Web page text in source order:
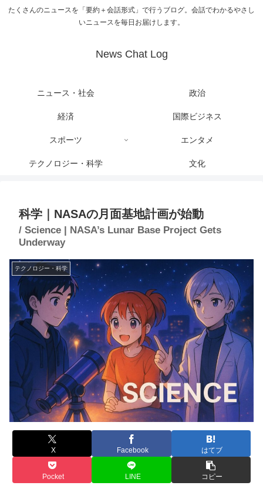
たくさんのニュースを「要約＋会話形式」で行うブログ。会話でわかるやさし
いニュースを毎日お届けします。
News Chat Log
ニュース・社会 政治
経済 国際ビジネス
スポーツ エンタメ
テクノロジー・科学 文化
科学｜NASAの月面基地計画が始動
/ Science | NASA’s Lunar Base Project Gets
Underway
テクノロジー・科学
X Facebook はてブ
Pocket LINE コピー